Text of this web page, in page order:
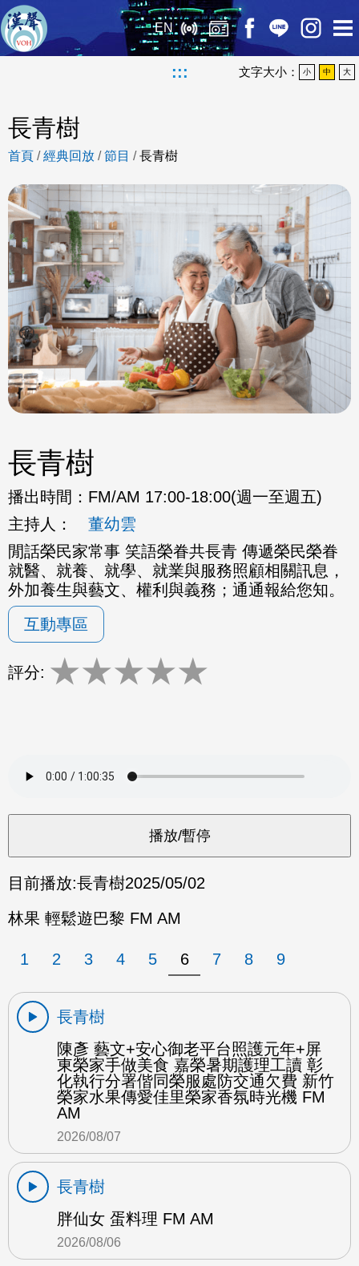
EN
::: 文字大小： 小 中 大
長青樹
首頁 /經典回放 /節目 /長青樹
長青樹
播出時間： FM/AM 17:00-18:00(週一至週五)
主持人：
董幼雲
閒話榮民家常事 笑語榮眷共長青 傳遞榮民榮眷
就醫、就養、就學、就業與服務照顧相關訊息，
外加養生與藝文、權利與義務；通通報給您知。
互動專區
評分: ★★★★★
目前播放:長青樹2025/05/02
林果 輕鬆遊巴黎 FM AM
1 2 3 4 5 6 7 8 9
長青樹
陳彥 藝文+安心御老平台照護元年+屏
東榮家手做美食 嘉榮暑期護理工讀 彰
化執行分署偕同榮服處防交通欠費 新竹
榮家水果傳愛佳里榮家香氛時光機 FM
AM
2026/08/07
長青樹
胖仙女 蛋料理 FM AM
2026/08/06